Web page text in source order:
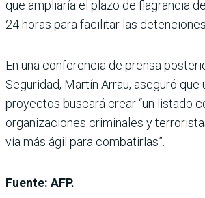
que ampliaría el plazo de flagrancia
24 horas para facilitar las detenciones.
En una conferencia de prensa
Seguridad, Martín Arrau, aseguró que
proyectos buscará crear “un listado
organizaciones criminales y
vía más ágil para combatirlas”.
Fuente: AFP.